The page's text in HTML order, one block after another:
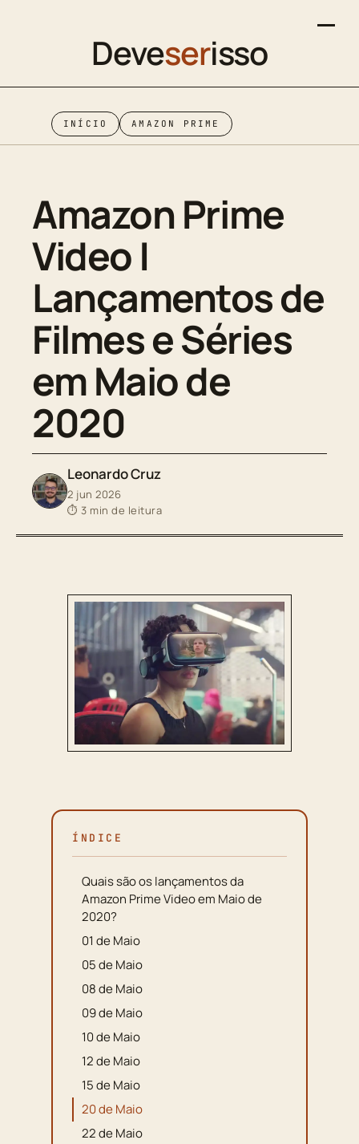
Deveserisso
INÍCIO AMAZON PRIME
Amazon Prime
Video |
Lançamentos de
Filmes e Séries
em Maio de
2020
Leonardo Cruz
2 jun 2026
⏱ 3 min de leitura
ÍNDICE
Quais são os lançamentos da
Amazon Prime Video em Maio de
2020?
01 de Maio
05 de Maio
08 de Maio
09 de Maio
10 de Maio
12 de Maio
15 de Maio
20 de Maio
22 de Maio